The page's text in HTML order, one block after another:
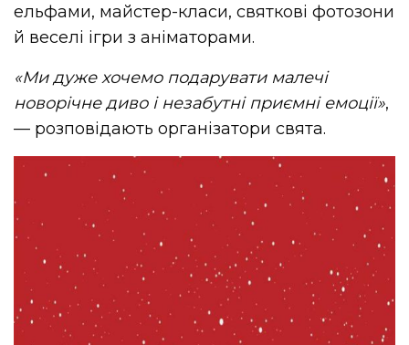
ельфами, майстер-класи, святкові фотозони
й веселі ігри з аніматорами.
«Ми дуже хочемо подарувати малечі
новорічне диво і незабутні приємні емоції»,
— розповідають організатори свята.